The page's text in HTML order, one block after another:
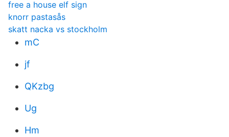
free a house elf sign
knorr pastasås
skatt nacka vs stockholm
mC
jf
QKzbg
Ug
Hm